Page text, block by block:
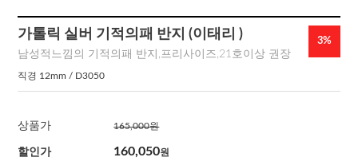
가톨릭 실버 기적의패 반지 (이태리 )
남성적느낌의 기적의패 반지,프리사이즈,21호이상 권장
직경 12mm / D3050
3%
상품가 165,000원
할인가 160,050원